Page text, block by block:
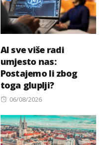
AI sve više radi
umjesto nas:
Postajemo li zbog
toga gluplji?
Posted
06/08/2026